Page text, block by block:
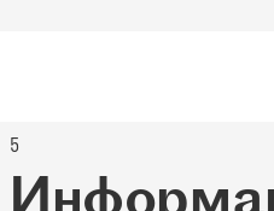
5